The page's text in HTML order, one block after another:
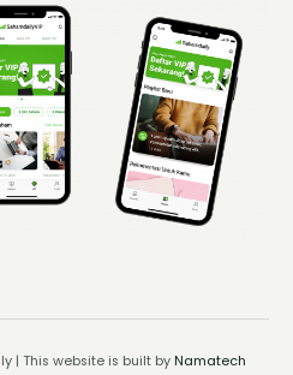
| This website is built by Namatech